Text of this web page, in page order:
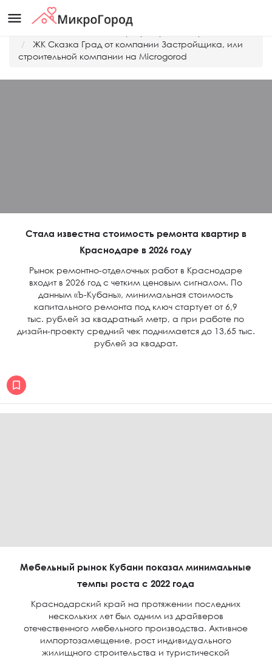
menu
ЖК Сказка Град от компании Застройщика, или
строительной компании на Microgorod
Стала известна стоимость ремонта квартир в
Краснодаре в 2026 году
Рынок ремонтно-отделочных работ в Краснодаре
входит в 2026 год с четким ценовым сигналом. По
данным «Ъ-Кубань», минимальная стоимость
капитального ремонта под ключ стартует от 6,9
тыс. рублей за квадратный метр, а при работе по
дизайн-проекту средний чек поднимается до 13,65 тыс.
рублей за квадрат.
Мебельный рынок Кубани показал минимальные
темпы роста с 2022 года
Краснодарский край на протяжении последних
нескольких лет был одним из драйверов
отечественного мебельного производства. Активное
импортозамещение, рост индивидуального
жилищного строительства и туристической